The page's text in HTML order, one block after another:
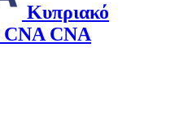
Κυπριακό
CNA CNA